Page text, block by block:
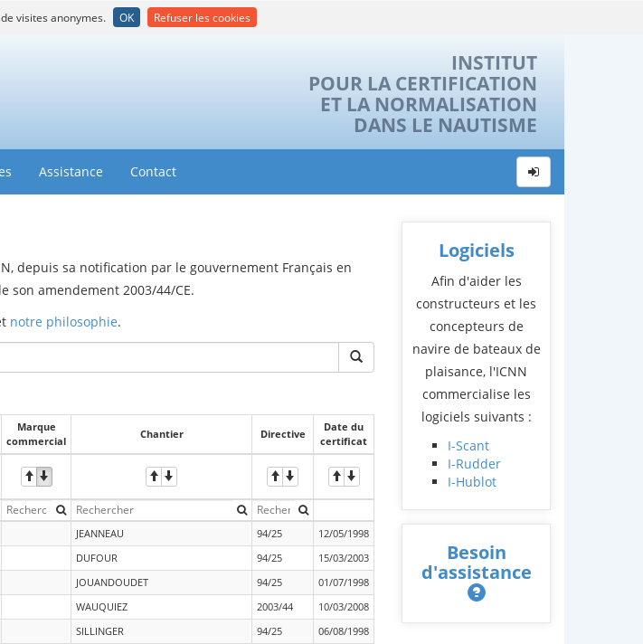
visites anonymes. OK Refuser les cookies
INSTITUT
POUR LA CERTIFICATION
ET LA NORMALISATION
DANS LE NAUTISME
Assistance Contact
depuis sa notification par le gouvernement Français en
son amendement 2003/44/CE.
notre philosophie.
Marque
commercial
Chantier Directive
Date du
certificat
JEANNEAU 94/25
12/05/1998
DUFOUR 94/25
15/03/2003
JOUANDOUDET 94/25
01/07/1998
WAUQUIEZ 2003/44
10/03/2008
SILLINGER 94/25
06/08/1998
Logiciels
Afin d'aider les
constructeurs et les
concepteurs de
navire de bateaux de
plaisance, l'ICNN
commercialise les
logiciels suivants :
I-Scant
I-Rudder
I-Hublot
Besoin
d'assistance